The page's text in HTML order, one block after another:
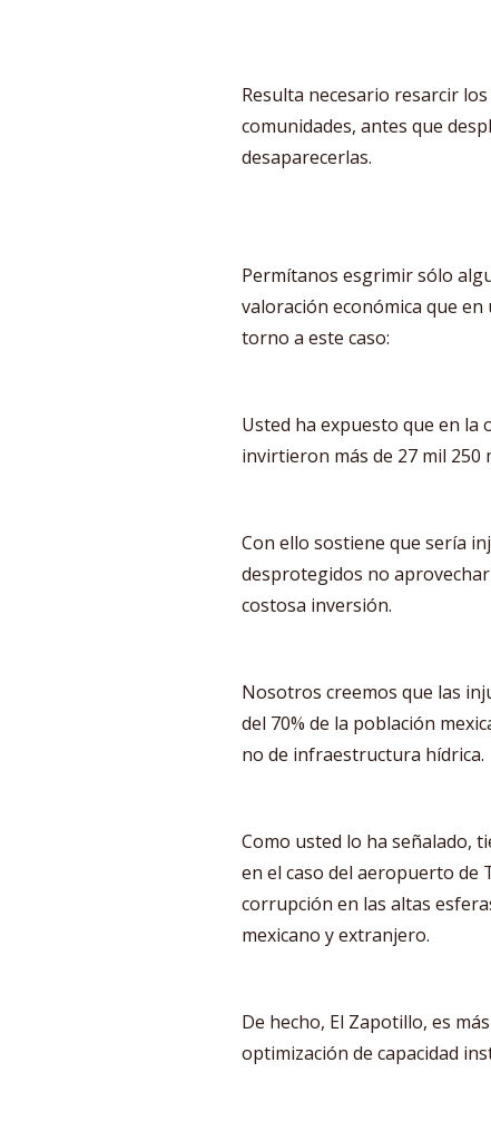
Resulta necesario resarcir
comunidades, antes que
desaparecerlas.
Permítanos esgrimir sólo
valoración económica que
torno a este caso:
Usted ha expuesto que en la
invirtieron más de 27 mil 250
Con ello sostiene que sería
desprotegidos no
costosa inversión.
Nosotros creemos que las
del 70% de la población
no de infraestructura hídrica.
Como usted lo ha señalado,
en el caso del aeropuerto de
corrupción en las altas
mexicano y extranjero.
De hecho, El Zapotillo, es
optimización de capacidad